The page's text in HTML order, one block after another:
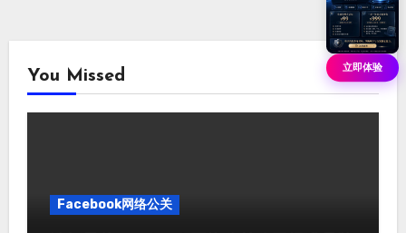
You Missed
Facebook网络公关
立即体验